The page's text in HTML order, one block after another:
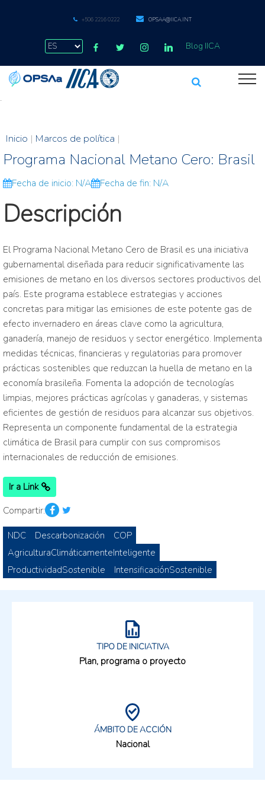
+506 2216 0222 OPSAA@IICA.INT
Blog IICA
.
Inicio | Marcos de política |
Programa Nacional Metano Cero: Brasil
Fecha de inicio: N/A Fecha de fin: N/A
Descripción
El Programa Nacional Metano Cero de Brasil es una iniciativa
gubernamental diseñada para reducir significativamente las
emisiones de metano en los diversos sectores productivos del
país. Este programa establece estrategias y acciones
concretas para mitigar las emisiones de este potente gas de
efecto invernadero en áreas clave como la agricultura,
ganadería, manejo de residuos y sector energético. Implementa
medidas técnicas, financieras y regulatorias para promover
prácticas sostenibles que reduzcan la huella de metano en la
economía brasileña. Fomenta la adopción de tecnologías
limpias, mejores prácticas agrícolas y ganaderas, y sistemas
eficientes de gestión de residuos para alcanzar sus objetivos.
Representa un componente fundamental de la estrategia
climática de Brasil para cumplir con sus compromisos
internacionales de reducción de emisiones.
Ir a Link
Compartir:
NDC Descarbonización
COP
AgriculturaClimáticamenteInteligente
ProductividadSostenible
IntensificaciónSostenible
TIPO DE INICIATIVA
Plan, programa o proyecto
ÁMBITO DE ACCIÓN
Nacional